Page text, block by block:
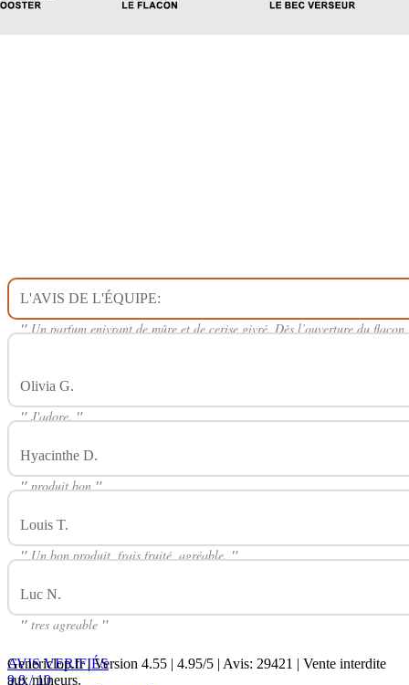
L'AVIS DE L'ÉQUIPE:
"Un parfum enivrant de mûre et de cerise givré. Dès l’ouverture du
Olivia G.
"J'adore."
Hyacinthe D.
"produit bon"
Louis T.
"Un bon produit, frais fruité, agréable."
Luc N.
" tres agreable "
AVIS VERIFIÉS
9.8 / 10
Genericlop.fr|Version 4.55 | 4.95/5 | Avis: 29421 | Vente interdite
aux mineurs.